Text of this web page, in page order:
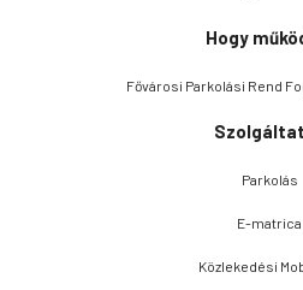
Hogy
Fővárosi Parkolási Rend
Parkolás
E-matrica
Közlekedési